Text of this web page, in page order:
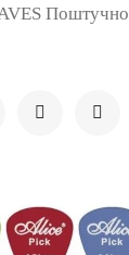
Поштучно